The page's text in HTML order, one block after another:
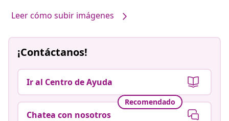
Leer cómo subir imágenes
¡Contáctanos!
Ir al Centro de Ayuda
Recomendado
Chatea con nosotros